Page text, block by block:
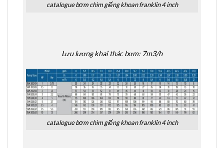
catalogue bơm chìm giếng khoan franklin 4 inch
Lưu lượng khai thác bơm: 7m3/h
catalogue bơm chìm giếng khoan franklin 4 inch